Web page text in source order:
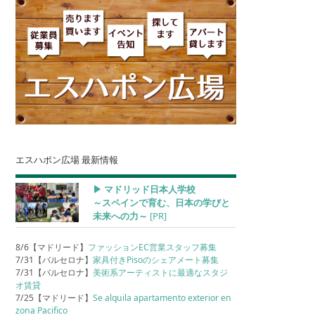
エスハポン広場 最新情報
▶︎ マドリッド日本人学校
～スペインで育む、日本の学びと
未来への力～ [PR]
8/6【マドリード】 ファッションEC営業スタッフ募集
7/31【バルセロナ】家具付きPisoのシェアメート募集
7/31【バルセロナ】美術系アーティストに最適なスタジ
オ賃貸
7/25【マドリード】Se alquila apartamento exterior en
zona Pacifico